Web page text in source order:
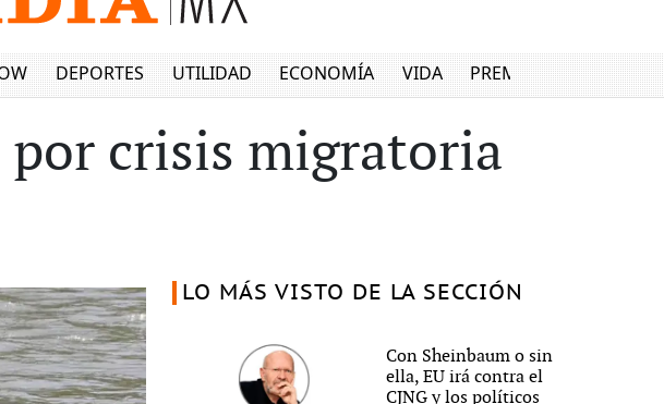
DEPORTES UTILIDAD ECONOMÍA VIDA PREMIUM
por crisis migratoria
LO MÁS VISTO DE LA SECCIÓN
Con Sheinbaum o sin
ella, EU irá contra el
CJNG y los políticos